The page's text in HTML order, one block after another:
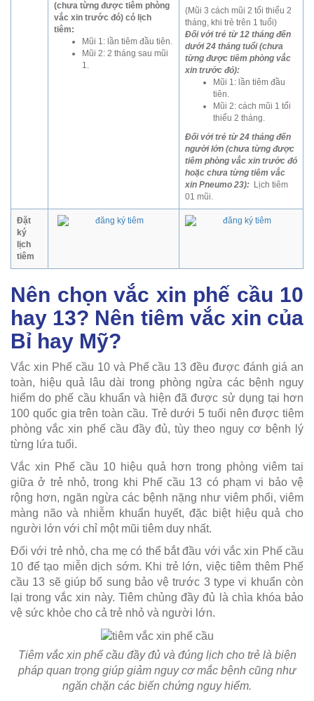
(chưa từng được tiêm phòng
vắc xin trước đó) có lịch
tiêm:
Mũi 1: lần tiêm đầu tiên.
Mũi 2: 2 tháng sau mũi
1.
(Mũi 3 cách mũi 2 tối thiểu 2
tháng, khi trẻ trên 1 tuổi)
Đối với trẻ từ 12 tháng đến
dưới 24 tháng tuổi (chưa
từng được tiêm phòng vắc
xin trước đó):
Mũi 1: lần tiêm đầu
tiên.
Mũi 2: cách mũi 1 tối
thiểu 2 tháng.
Đối với trẻ từ 24 tháng đến
người lớn (chưa từng được
tiêm phòng vắc xin trước đó
hoặc chưa từng tiêm vắc
xin Pneumo 23): Lịch tiêm
01 mũi.
Đặt
ký
lịch
tiêm
Nên chọn vắc xin phế cầu 10
hay 13? Nên tiêm vắc xin của
Bỉ hay Mỹ?
Vắc xin Phế cầu 10 và Phế cầu 13 đều được đánh giá an
toàn, hiệu quả lâu dài trong phòng ngừa các bệnh nguy
hiểm do phế cầu khuẩn và hiện đã được sử dụng tại hơn
100 quốc gia trên toàn cầu. Trẻ dưới 5 tuổi nên được tiêm
phòng vắc xin phế cầu đầy đủ, tùy theo nguy cơ bệnh lý
từng lứa tuổi.
Vắc xin Phế cầu 10 hiệu quả hơn trong phòng viêm tai
giữa ở trẻ nhỏ, trong khi Phế cầu 13 có phạm vi bảo vệ
rộng hơn, ngăn ngừa các bệnh nặng như viêm phổi, viêm
màng não và nhiễm khuẩn huyết, đặc biệt hiệu quả cho
người lớn với chỉ một mũi tiêm duy nhất.
Đối với trẻ nhỏ, cha mẹ có thể bắt đầu với vắc xin Phế cầu
10 để tạo miễn dịch sớm. Khi trẻ lớn, việc tiêm thêm Phế
cầu 13 sẽ giúp bổ sung bảo vệ trước 3 type vi khuẩn còn
lại trong vắc xin này. Tiêm chủng đầy đủ là chìa khóa bảo
vệ sức khỏe cho cả trẻ nhỏ và người lớn.
Tiêm vắc xin phế cầu đầy đủ và đúng lịch cho trẻ là biện
pháp quan trọng giúp giảm nguy cơ mắc bệnh cũng như
ngăn chặn các biến chứng nguy hiểm.